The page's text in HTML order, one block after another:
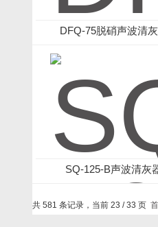
DFQ-75脱硝声波清
SQ-125-B声波清灰
共 581 条记录，当前 23 / 33 页